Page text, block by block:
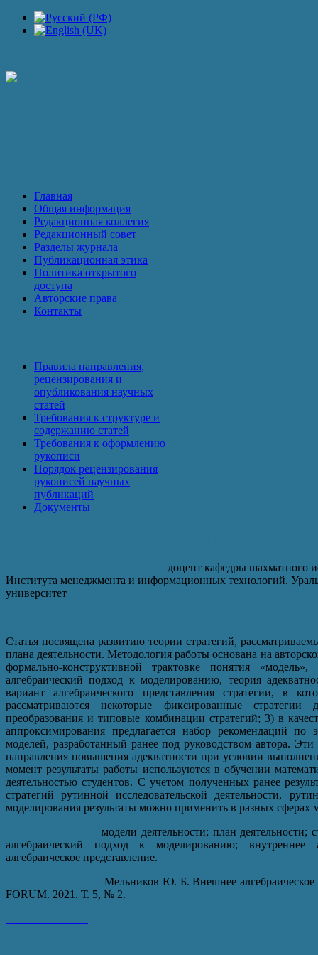
Главная
Общая информация
Редакционная коллегия
Редакционный совет
Разделы журнала
Публикационная этика
Политика открытого
доступа
Авторские права
Контакты
Правила направления,
рецензирования и
опубликования научных
статей
Требования к структуре и
содержанию статей
Требования к оформлению
рукописи
Порядок рецензирования
рукописей научных
публикаций
Документы
доцент кафедры шахматного
Института менеджмента и информационных технологий.
университет
Статья посвящена развитию теории стратегий,
плана деятельности. Методология работы основана на
формально-конструктивной трактовке понятия
алгебраический подход к моделированию, теория
вариант алгебраического представления стратегии, в
рассматриваются некоторые фиксированные стратегии
преобразования и типовые комбинации стратегий; 3) в
аппроксимирования предлагается набор рекомендаций
моделей, разработанный ранее под руководством автора.
направления повышения адекватности при условии
момент результаты работы используются в обучении
деятельностью студентов. С учетом полученных ранее
стратегий рутинной исследовательской деятельности,
моделирования результаты можно применить в разных сферах
модели деятельности; план деятельности;
алгебраический подход к моделированию; внутреннее
алгебраическое представление.
Мельников Ю. Б. Внешнее алгебраическое
FORUM. 2021. Т. 5, № 2.